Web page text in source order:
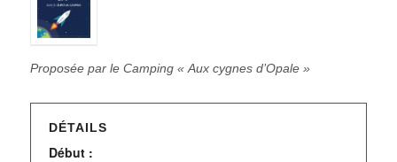
Proposée par le Camping « Aux cygnes d’Opale »
DÉTAILS
Début :